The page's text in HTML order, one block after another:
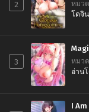
2 หมว
โดจิน
3 หมว
อ่าน
I